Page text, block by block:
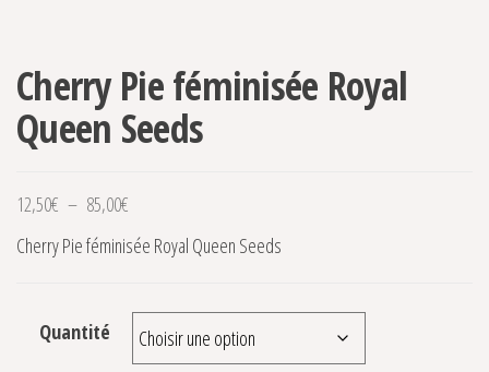
Cherry Pie féminisée Royal
Queen Seeds
12,50€ – 85,00€
Cherry Pie féminisée Royal Queen Seeds
Quantité